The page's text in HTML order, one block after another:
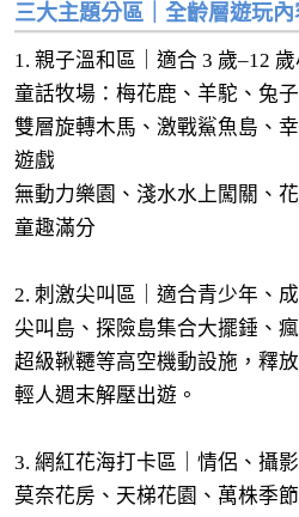
三大主題分區｜全齡層遊玩內
1. 親子溫和區｜適合 3 歲–12
童話牧場：梅花鹿、羊駝、兔
雙層旋轉木馬、激戰鯊魚島、
遊戲
無動力樂園、淺水水上闖關、
童趣滿分
2. 刺激尖叫區｜適合青少年、
尖叫島、探險島集合大擺錘、
超級鞦韆等高空機動設施，釋
輕人週末解壓出遊。
3. 網紅花海打卡區｜情侶、攝
莫奈花房、天梯花園、萬株季